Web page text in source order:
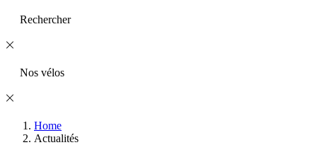
Rechercher
Nos vélos
Home
Actualités